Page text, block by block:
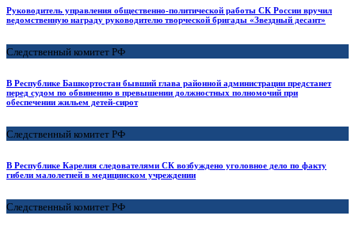
Руководитель управления общественно-политической работы СК России вручил
ведомственную награду руководителю творческой бригады «Звездный десант»
Следственный комитет РФ
В Республике Башкортостан бывший глава районной администрации предстанет
перед судом по обвинению в превышении должностных полномочий при
обеспечении жильем детей-сирот
Следственный комитет РФ
В Республике Карелия следователями СК возбуждено уголовное дело по факту
гибели малолетней в медицинском учреждении
Следственный комитет РФ